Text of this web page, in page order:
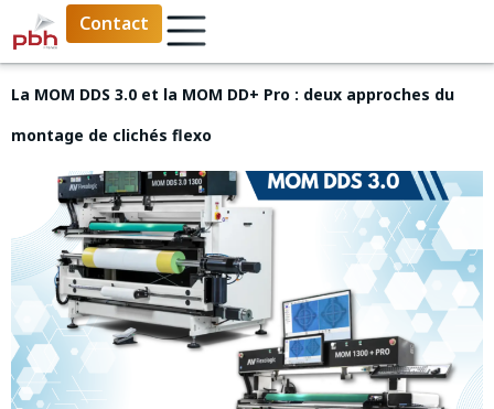
Contact
La MOM DDS 3.0 et la MOM DD+ Pro : deux approches du
montage de clichés flexo